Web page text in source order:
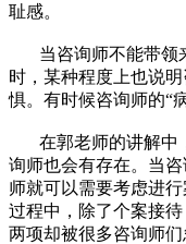
耻感。
当咨询师不能带领
时，某种程度上也说
惧。有时候咨询师的“
在郭老师的讲解中
询师也会有存在。当
师就可以需要考虑进
过程中，除了个案接
两项却被很多咨询师们